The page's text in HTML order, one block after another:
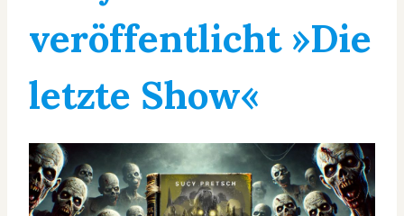
veröffentlicht »Die
letzte Show«